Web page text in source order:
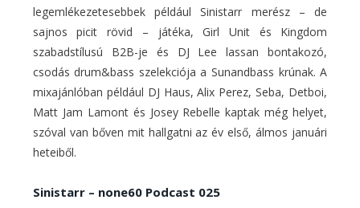
legemlékezetesebbek például Sinistarr merész – de
sajnos picit rövid – játéka, Girl Unit és Kingdom
szabadstílusú B2B-je és DJ Lee lassan bontakozó,
csodás drum&bass szelekciója a Sunandbass krúnak. A
mixajánlóban például DJ Haus, Alix Perez, Seba, Detboi,
Matt Jam Lamont és Josey Rebelle kaptak még helyet,
szóval van bőven mit hallgatni az év első, álmos januári
heteiből.
Sinistarr – none60 Podcast 025